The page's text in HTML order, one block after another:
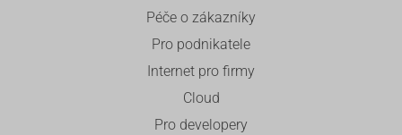
Péče o zákazníky
Pro podnikatele
Internet pro firmy
Cloud
Pro developery